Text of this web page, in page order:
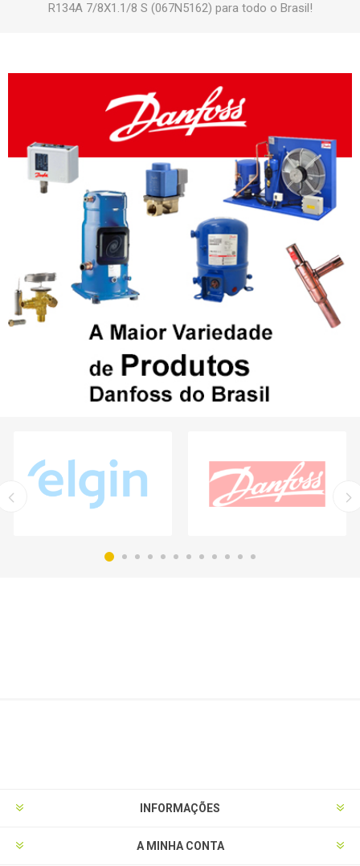
R134A 7/8X1.1/8 S (067N5162) para todo o Brasil!
INFORMAÇÕES
A MINHA CONTA